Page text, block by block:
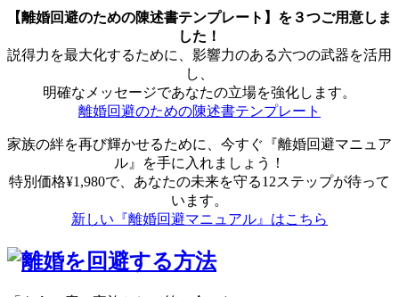
【離婚回避のための陳述書テンプレート】を３つご用意しま
した！
説得力を最大化するために、影響力のある六つの武器を活用
し、
明確なメッセージであなたの立場を強化します。
離婚回避のための陳述書テンプレート
家族の絆を再び輝かせるために、今すぐ『離婚回避マニュア
ル』を手に入れましょう！
特別価格¥1,980で、あなたの未来を守る12ステップが待って
います。
新しい『離婚回避マニュアル』はこちら